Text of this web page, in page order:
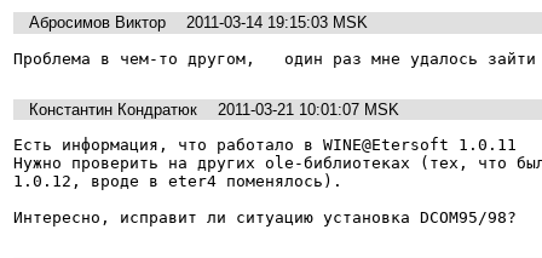
Абросимов Виктор
2011-03-14 19:15:03 MSK
Проблема в чем-то другом,   один раз мне удалось зайти
Константин Кондратюк
2011-03-21 10:01:07 MSK
Есть информация, что работало в WINE@Etersoft 1.0.11
Нужно проверить на других ole-библиотеках (тех, что
1.0.12, вроде в eter4 поменялось).
Интересно, исправит ли ситуацию установка DCOM95/98?